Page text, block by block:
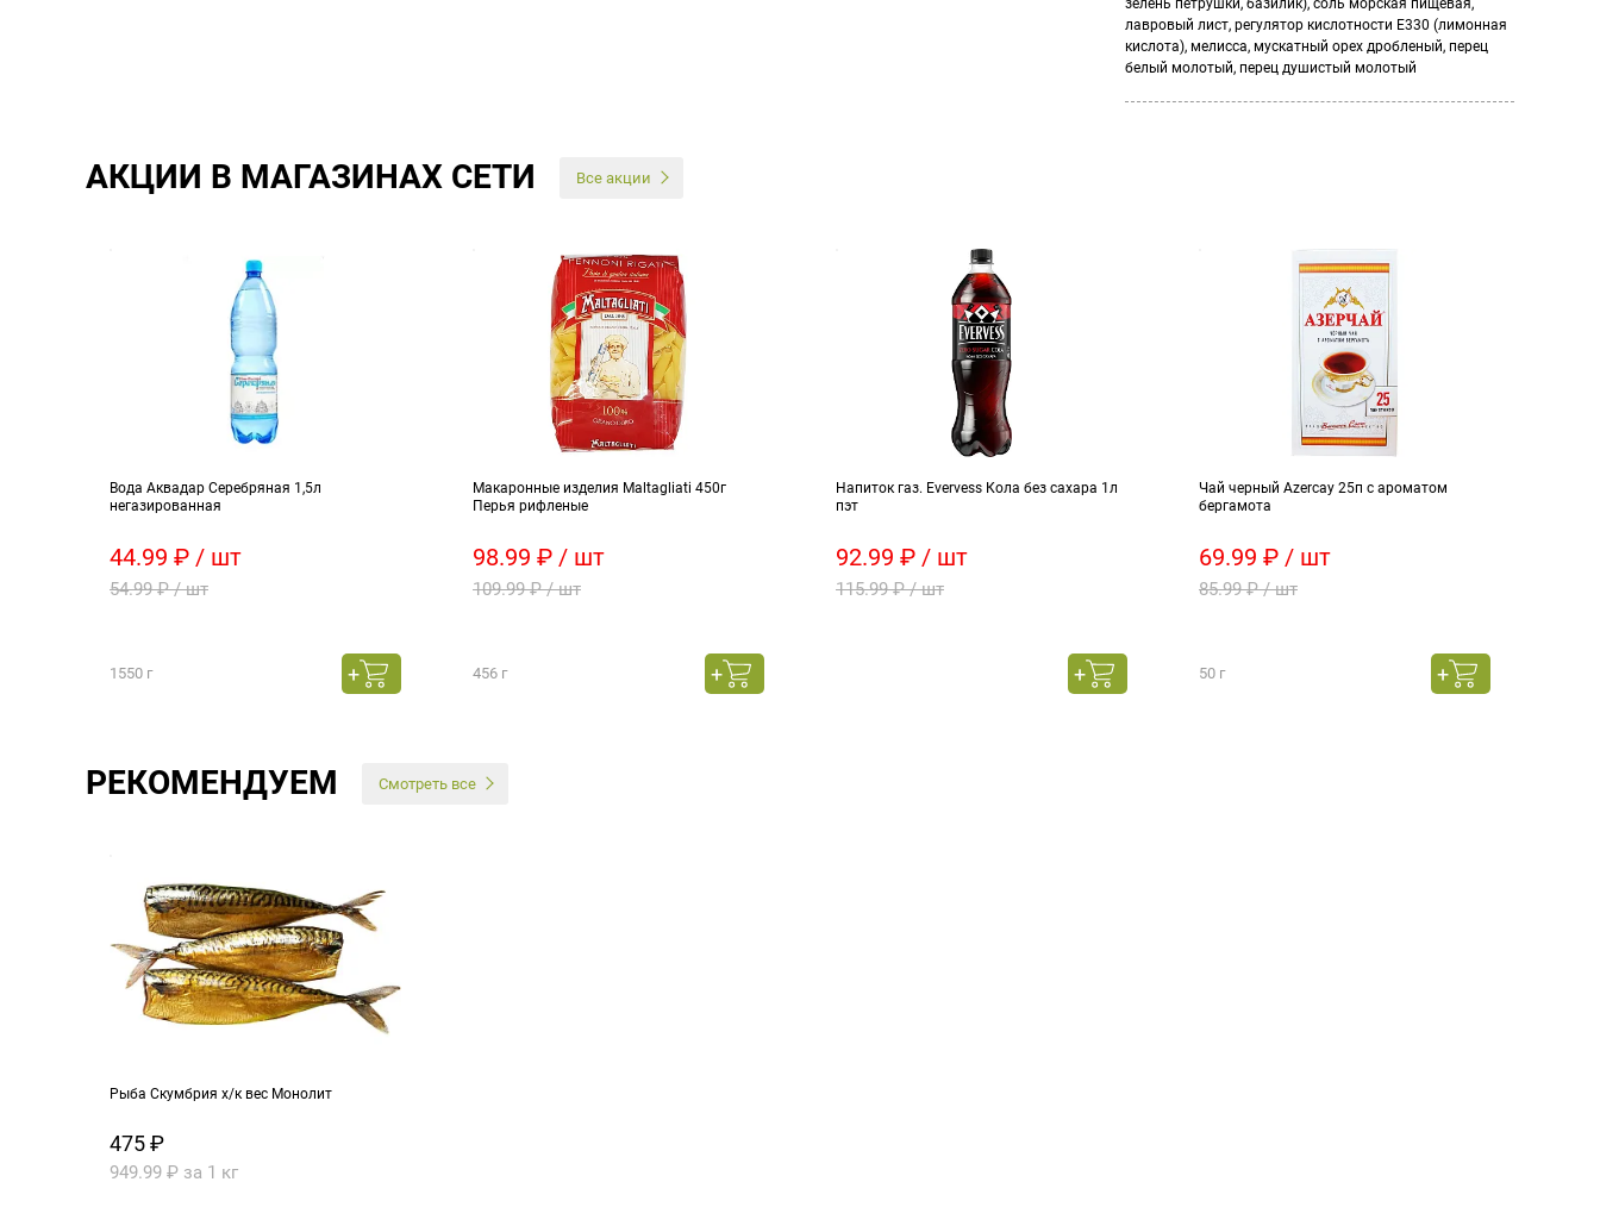
зелень петрушки, базилик), соль морская пищевая,
лавровый лист, регулятор кислотности Е330 (лимонная
кислота), мелисса, мускатный орех дробленый, перец
белый молотый, перец душистый молотый
АКЦИИ В МАГАЗИНАХ СЕТИ Все акции
Вода Аквадар Серебряная 1,5л
негазированная
44.99 ₽ / шт
54.99 ₽ / шт
1550 г
Макаронные изделия Maltagliati 450г
Перья рифленые
98.99 ₽ / шт
109.99 ₽ / шт
456 г
Напиток газ. Evervess Кола без сахара 1л
пэт
92.99 ₽ / шт
115.99 ₽ / шт
Чай черный Azercay 25п с ароматом
бергамота
69.99 ₽ / шт
85.99 ₽ / шт
50 г
РЕКОМЕНДУЕМ Смотреть все
Рыба Скумбрия х/к вес Монолит
475 ₽
949.99 ₽ за 1 кг